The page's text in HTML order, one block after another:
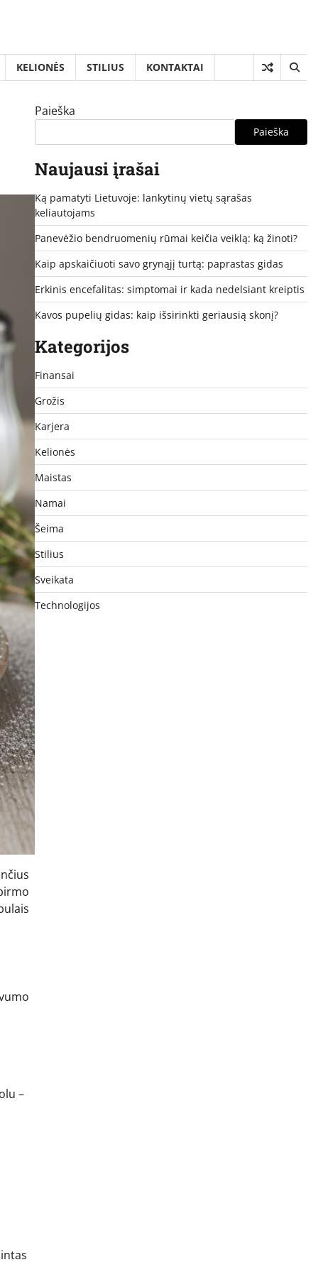
KELIONĖS STILIUS KONTAKTAI
–
Paieška
Paieška
Naujausi įrašai
Ką pamatyti Lietuvoje: lankytinų vietų sąrašas
keliautojams
Panevėžio bendruomenių rūmai keičia veiklą: ką žinoti?
Kaip apskaičiuoti savo grynąjį turtą: paprastas gidas
Erkinis encefalitas: simptomai ir kada nedelsiant kreiptis
Kavos pupelių gidas: kaip išsirinkti geriausią skonį?
Kategorijos
Finansai
Grožis
Karjera
Kelionės
Maistas
Namai
Šeima
Stilius
Sveikata
Technologijos